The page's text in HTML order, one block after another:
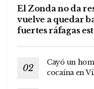
El Zonda no da
vuelve a quedar
fuertes ráfagas
Cayó un
cocaína en